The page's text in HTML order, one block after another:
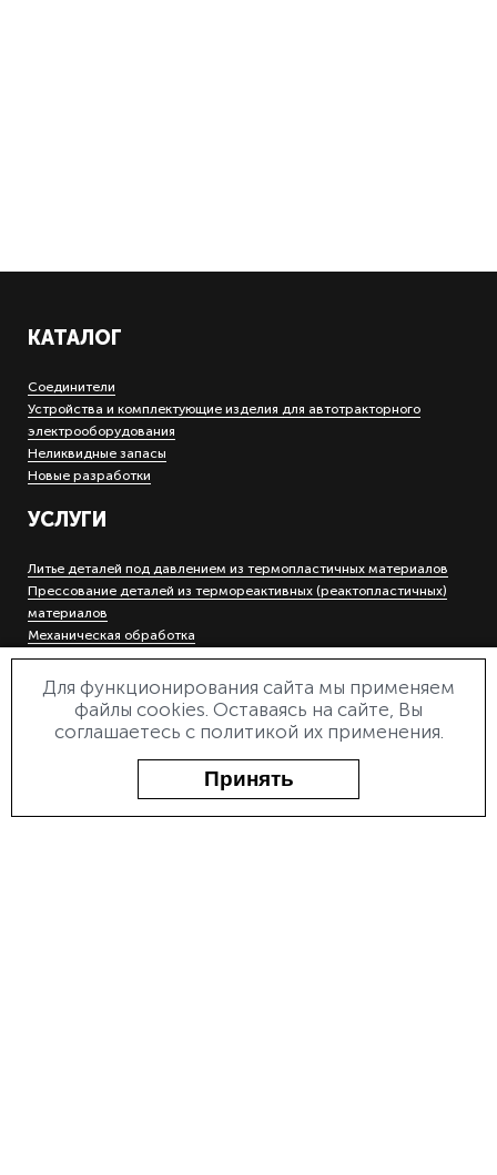
КАТАЛОГ
Соединители
Устройства и комплектующие изделия для автотракторного
электрооборудования
Неликвидные запасы
Новые разработки
УСЛУГИ
Литье деталей под давлением из термопластичных материалов
Прессование деталей из термореактивных (реактопластичных)
материалов
Механическая обработка
Холодная штамповка деталей на кривошипных прессах
Гальваническое покрытие металлов
Инструментальное производство
Электроэрозионная прошивная и вырезная обработка
О ПРЕДПРИЯТИИ
Для функционирования сайта мы применяем
файлы cookies. Оставаясь на сайте, Вы
соглашаетесь с политикой их применения.
Принять